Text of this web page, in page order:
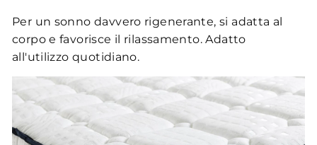
Per un sonno davvero rigenerante, si adatta al
corpo e favorisce il rilassamento. Adatto
all'utilizzo quotidiano.